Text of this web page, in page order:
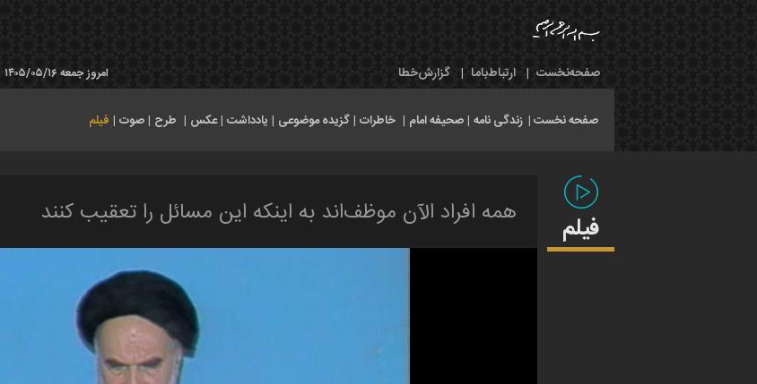
صفحه‌نخست | ارتباط‌با‌ما | گزارش‌خطا امروز جمعه ۱۴۰۵/۰۵/۱۶
صفحه نخست | زندگی نامه |صحیفه امام | خاطرات |گزیده موضوعی | یادداشت |عکس | طرح |صوت | فیلم
فیلم همه افراد الآن موظف‌اند به اینکه این مسائل را تعقیب کنند